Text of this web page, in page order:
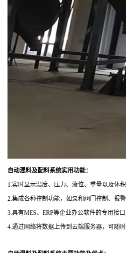
自动混料及配料系统实用功能：
1.实时显示温度、压力、液位、重量以及体
2.集成各种控制功能，如泵和阀门控制、报
3.具有MES、ERP等企业办公软件的专用接
4.通过网络将数据上传到云端服务器，可随